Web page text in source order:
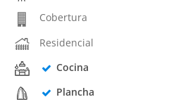
Cobertura
Residencial
Cocina
Plancha